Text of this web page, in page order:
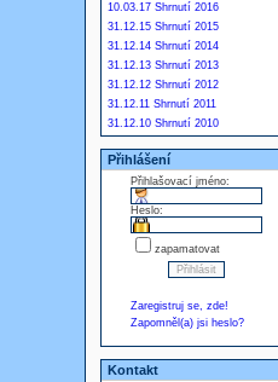
10.03.17 Shrnutí 2016
31.12.15 Shrnutí 2015
31.12.14 Shrnutí 2014
31.12.13 Shrnutí 2013
31.12.12 Shrnutí 2012
31.12.11 Shrnutí 2011
31.12.10 Shrnutí 2010
Přihlášení
Přihlašovací jméno:
Heslo:
zapamatovat
Zaregistruj se, zde!
Zapomněl(a) jsi heslo?
Kontakt